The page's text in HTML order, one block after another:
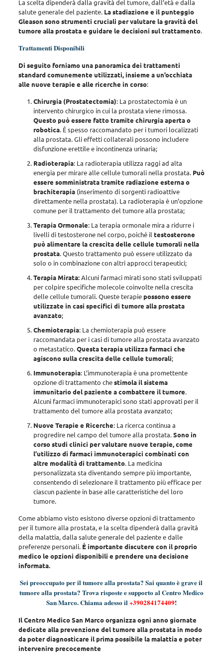
La scelta dipenderà dalla gravità del tumore, dall’età e dalla
salute generale del paziente. La stadiazione e il punteggio
Gleason sono strumenti cruciali per valutare la gravità del
tumore alla prostata e guidare le decisioni sul trattamento.
Trattamenti Disponibili
Di seguito forniamo una panoramica dei trattamenti
standard comunemente utilizzati, insieme a un’occhiata
alle nuove terapie e alle ricerche in corso:
Chirurgia (Prostatectomia): La prostatectomia è un
intervento chirurgico in cui la prostata viene rimossa.
Questo può essere fatto tramite chirurgia aperta o
robotica. È spesso raccomandato per i tumori localizzati
alla prostata. Gli effetti collaterali possono includere
disfunzione erettile e incontinenza urinaria;
Radioterapia: La radioterapia utilizza raggi ad alta
energia per mirare alle cellule tumorali nella prostata. Può
essere somministrata tramite radiazione esterna o
brachiterapia(inserimento di sorgenti radioattive
direttamente nella prostata). La radioterapia è un’opzione
comune per il trattamento del tumore alla prostata;
Terapia Ormonale: La terapia ormonale mira a ridurre i
livelli di testosterone nel corpo, poiché il testosterone
può alimentare la crescita delle cellule tumorali nella
prostata. Questo trattamento può essere utilizzato da
solo o in combinazione con altri approcci terapeutici;
Terapia Mirata:Alcuni farmaci mirati sono stati sviluppati
per colpire specifiche molecole coinvolte nella crescita
delle cellule tumorali. Queste terapie possono essere
utilizzate in casi specifici di tumore alla prostata
avanzato;
Chemioterapia: La chemioterapia può essere
raccomandata per i casi di tumore alla prostata avanzato
o metastatico.Questa terapia utilizza farmaci che
agiscono sulla crescita delle cellule tumorali;
Immunoterapia: L’immunoterapia è una promettente
opzione di trattamento chestimola il sistema
immunitario del paziente a combattere il tumore.
Alcuni farmaci immunoterapici sono stati approvati per il
trattamento del tumore alla prostata avanzato;
Nuove Terapie e Ricerche: La ricerca continua a
progredire nel campo del tumore alla prostata.Sono in
corso studi clinici per valutare nuove terapie, come
l’utilizzo di farmaci immunoterapici combinati con
altre modalità di trattamento. La medicina
personalizzata sta diventando sempre più importante,
consentendo di selezionare il trattamento più efficace per
ciascun paziente in base alle caratteristiche del loro
tumore.
Come abbiamo visto esistono diverse opzioni di trattamento
per il tumore alla prostata, e la scelta dipenderà dalla gravità
della malattia, dalla salute generale del paziente e dalle
preferenze personali. È importante discutere con il proprio
medico le opzioni disponibili e prendere una decisione
informata.
Sei preoccupato per il tumore alla prostata? Sai quanto è grave il
tumore alla prostata? Trova risposte e supporto al Centro Medico
San Marco. Chiama adesso il +390284174409!
Il Centro Medico San Marco organizza ogni anno giornate
dedicate alla prevenzione del tumore alla prostata in modo
da poter diagnosticare il prima possibile la malattia e poter
intervenire precocemente